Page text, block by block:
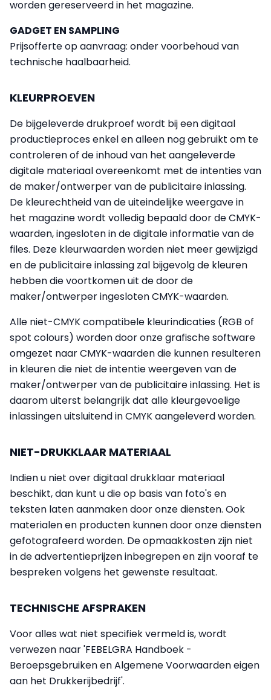
worden gereserveerd in het magazine.
GADGET EN SAMPLING
Prijsofferte op aanvraag: onder voorbehoud van
technische haalbaarheid.
KLEURPROEVEN
De bijgeleverde drukproef wordt bij een digitaal
productieproces enkel en alleen nog gebruikt om te
controleren of de inhoud van het aangeleverde
digitale materiaal overeenkomt met de intenties van
de maker/ontwerper van de publicitaire inlassing.
De kleurechtheid van de uiteindelijke weergave in
het magazine wordt volledig bepaald door de CMYK-
waarden, ingesloten in de digitale informatie van de
files. Deze kleurwaarden worden niet meer gewijzigd
en de publicitaire inlassing zal bijgevolg de kleuren
hebben die voortkomen uit de door de
maker/ontwerper ingesloten CMYK-waarden.
Alle niet-CMYK compatibele kleurindicaties (RGB of
spot colours) worden door onze grafische software
omgezet naar CMYK-waarden die kunnen resulteren
in kleuren die niet de intentie weergeven van de
maker/ontwerper van de publicitaire inlassing. Het is
daarom uiterst belangrijk dat alle kleurgevoelige
inlassingen uitsluitend in CMYK aangeleverd worden.
NIET-DRUKKLAAR MATERIAAL
Indien u niet over digitaal drukklaar materiaal
beschikt, dan kunt u die op basis van foto's en
teksten laten aanmaken door onze diensten. Ook
materialen en producten kunnen door onze diensten
gefotografeerd worden. De opmaakkosten zijn niet
in de advertentieprijzen inbegrepen en zijn vooraf te
bespreken volgens het gewenste resultaat.
TECHNISCHE AFSPRAKEN
Voor alles wat niet specifiek vermeld is, wordt
verwezen naar 'FEBELGRA Handboek -
Beroepsgebruiken en Algemene Voorwaarden eigen
aan het Drukkerijbedrijf'.